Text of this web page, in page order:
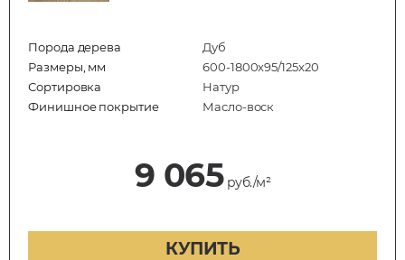
Порода дерева
Дуб
Размеры, мм
600-1800x95/125x20
Сортировка
Натур
Финишное покрытие
Масло-воск
9 065руб./м²
КУПИТЬ